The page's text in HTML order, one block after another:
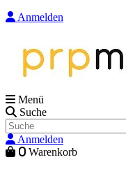
Anmelden
Menü
Suche
Anmelden
0 Warenkorb